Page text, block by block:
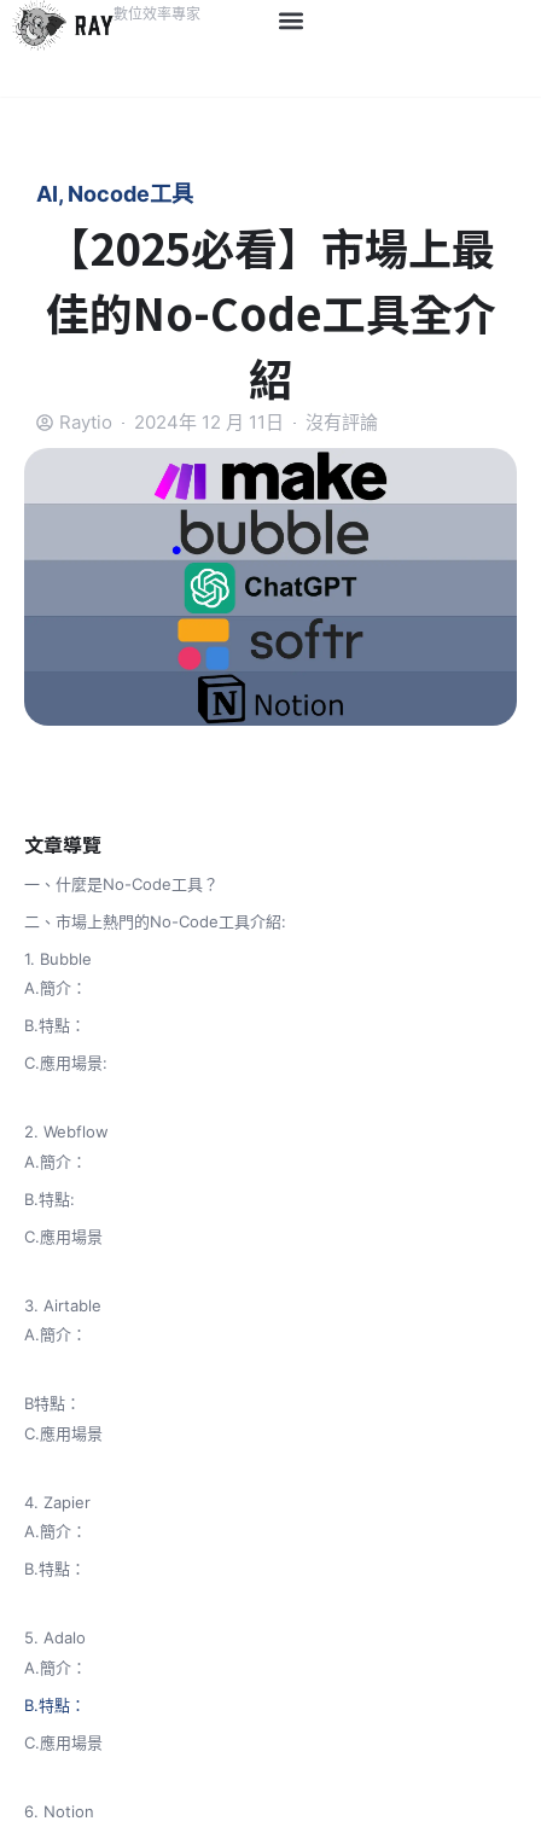
數位效率專家
AI, Nocode工具
【2025必看】市場上最
佳的No-Code工具全介
紹
Raytio 2024年 12 月 11日 沒有評論
文章導覽
一、什麼是No-Code工具？
二、市場上熱門的No-Code工具介紹:
1. Bubble
A.簡介：
B.特點：
C.應用場景:
2. Webflow
A.簡介：
B.特點:
C.應用場景
3. Airtable
A.簡介：
B特點：
C.應用場景
4. Zapier
A.簡介：
B.特點：
5. Adalo
A.簡介：
B.特點：
C.應用場景
6. Notion